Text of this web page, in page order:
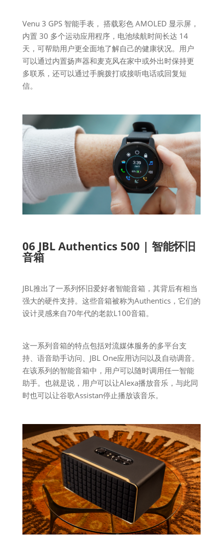
Venu 3 GPS 智能手表， 搭载彩色 AMOLED 显示屏，
内置 30 多个运动应用程序，电池续航时间长达 14
天，可帮助用户更全面地了解自己的健康状况。用户
可以通过内置扬声器和麦克风在家中或外出时保持更
多联系，还可以通过手腕拨打或接听电话或回复短
信。
06 JBL Authentics 500 | 智能怀旧
音箱
JBL推出了一系列怀旧爱好者智能音箱，其背后有相当
强大的硬件支持。这些音箱被称为Authentics，它们的
设计灵感来自70年代的老款L100音箱。
这一系列音箱的特点包括对流媒体服务的多平台支
持、语音助手访问、JBL One应用访问以及自动调音。
在该系列的智能音箱中，用户可以随时调用任一智能
助手。也就是说，用户可以让Alexa播放音乐，与此同
时也可以让谷歌Assistan停止播放该音乐。